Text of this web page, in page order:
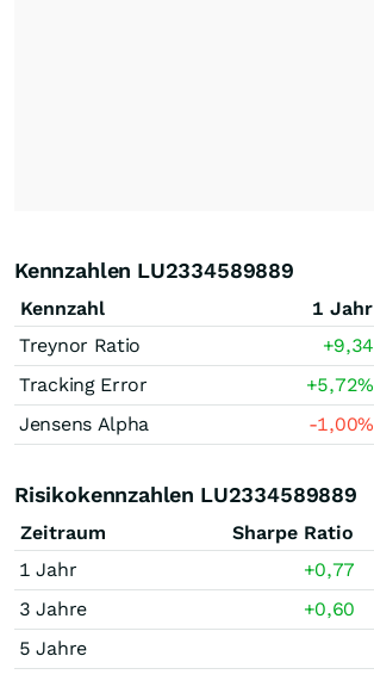
Kennzahlen LU2334589889
Kennzahl 1 Jahr
Treynor Ratio
+9,34
Tracking Error
+5,72%
Jensens Alpha
-1,00%
Risikokennzahlen LU2334589889
Zeitraum Sharpe Ratio
1 Jahr
+0,77
3 Jahre
+0,60
5 Jahre